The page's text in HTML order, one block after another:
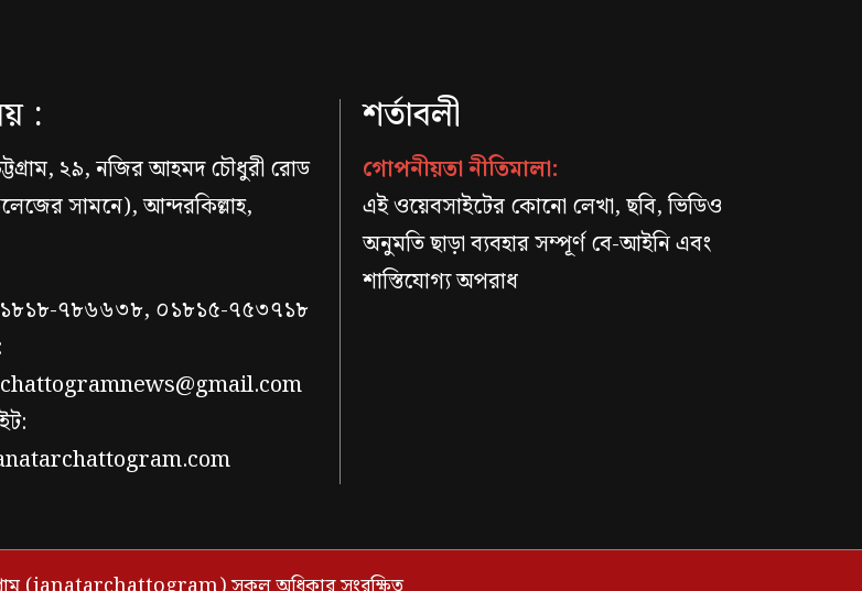
:
২৯, নজির আহমদ চৌধুরী রোড
সামনে), আন্দরকিল্লাহ,
৭৮৬৬৩৮, ০১৮১৫-৭৫৩৭১৮
শর্তাবলী
গোপনীয়তা নীতিমালা:
এই ওয়েবসাইটের কোনো লেখা, ছবি, ভিডিও
অনুমতি ছাড়া ব্যবহার সম্পূর্ণ বে-আইনি এবং
শাস্তিযোগ্য অপরাধ